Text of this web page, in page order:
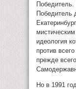
Победитель
идеология
против
прежде
Но в 1991